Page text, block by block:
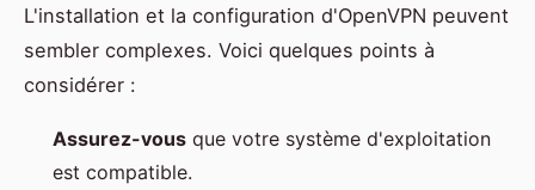
L'installation et la configuration d'OpenVPN peuvent
sembler complexes. Voici quelques points à
considérer :
Assurez-vous que votre système d'exploitation
est compatible.